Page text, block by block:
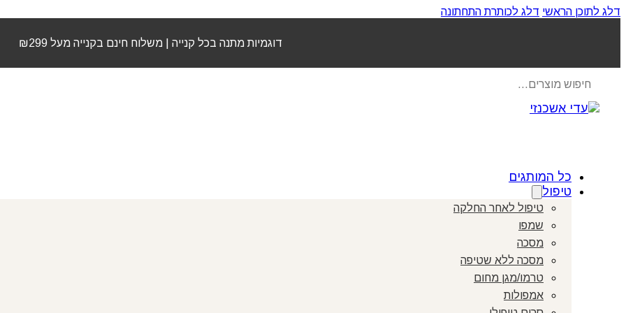
דלג לתוכן הראשי דלג לכותרת התחתונה
דוגמיות מתנה בכל קנייה | משלוח חינם בקנייה מעל ₪299
search
כל המותגים
טיפול
טיפול לאחר החלקה
שמפו
מסכה
מסכה ללא שטיפה
טרמו/מגן מחום
אמפולות